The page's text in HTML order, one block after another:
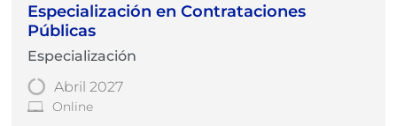
Especialización en Contrataciones
Públicas
Especialización
Abril 2027
Online